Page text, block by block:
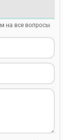
на все вопросы